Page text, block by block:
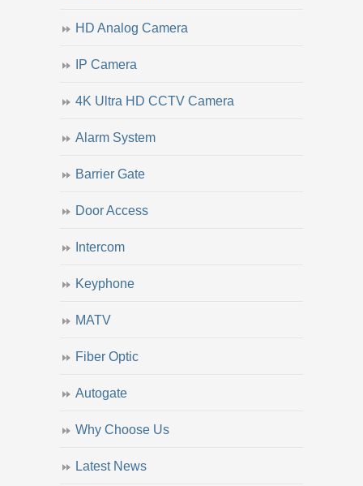
HD Analog Camera
IP Camera
4K Ultra HD CCTV Camera
Alarm System
Barrier Gate
Door Access
Intercom
Keyphone
MATV
Fiber Optic
Autogate
Why Choose Us
Latest News